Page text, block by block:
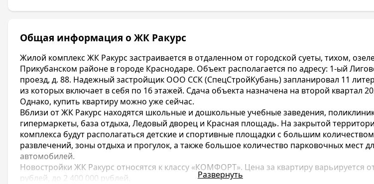
Общая информация о ЖК Ракурс
Жилой комплекс ЖК Ракурс застраивается в отдаленном от городской суеты, тихом,
Прикубанском районе в городе Краснодаре. Объект располагается по адресу: 1-ый
проезд, д. 88. Надежный застройщик ООО ССК (СпецСтройКубань) запланировал 11
из которых включает в себя по 16 этажей. Сдача объекта назначена на второй квартал
Однако, купить квартиру можно уже сейчас.
Вблизи от ЖК Ракурс находятся школьные и дошкольные учебные заведения,
гипермаркеты, база отдыха, Ледовый дворец и Красная площадь. На закрытой
комплекса будут располагаться детские и спортивные площадки с большим количеством
развлечений, зоны отдыха и прогулок, а также большое количество парковочных мест
автомобилей.
Новостройки ЖК Ракурс относятся к классу «КОМФОРТ». Цена за квартиру варьируется
рублей, до 2 400 000 рублей.
Развернуть